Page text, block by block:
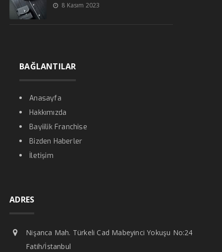
8 Kasım 2023
BAĞLANTILAR
Anasayfa
Hakkımızda
Bayiilik Franchise
Bizden Haberler
İletişim
ADRES
Nişanca Mah. Türkeli Cad Mabeyinci Yokuşu No:24
Fatih/İstanbul